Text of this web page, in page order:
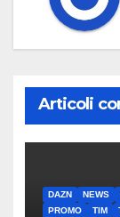
Articoli
DAZN NEWS
PROMO
TIM